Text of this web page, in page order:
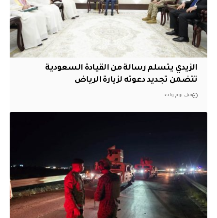
الزيدي يتسلم رسالة من القيادة السعودية
تتضمن تجديد دعوته لزيارة الرياض
قبل يوم واحد